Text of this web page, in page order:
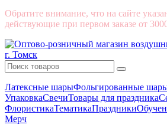
Обратите внимание, что на сайте
действующие при первом заказе от
Латексные шарыФольгированные
УпаковкаСвечиТовары для праздника
ФлористикаТематикаПраздники
Мерч